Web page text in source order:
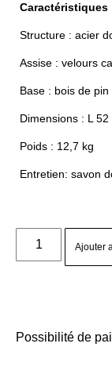
Caractéristiques
Structure : acier
Assise : velours
Base : bois de pin
Dimensions : L 52
Poids : 12,7 kg
Entretien: savon
Ajouter
Possibilité de